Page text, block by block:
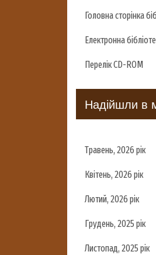
Головна сторінка
Електронна
Перелік CD-ROM
Надійшли в
Травень, 2026 рік
Квітень, 2026 рік
Лютий, 2026 рік
Грудень, 2025 рік
Листопад, 2025 рік